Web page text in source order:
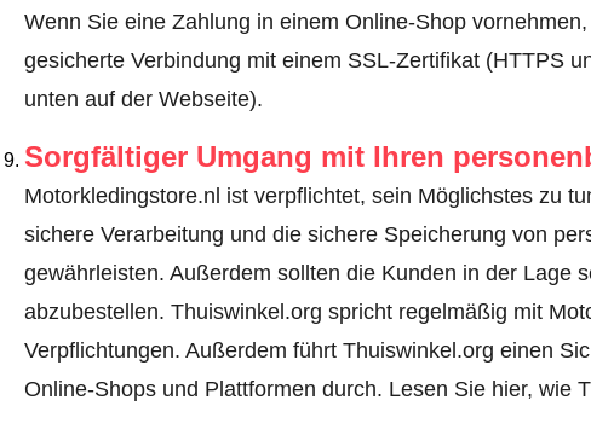
Wenn Sie eine Zahlung in einem Online-Shop
gesicherte Verbindung mit einem SSL-Zertifikat (HTTPS
unten auf der Webseite).
Sorgfältiger Umgang mit Ihren
Motorkledingstore.nl ist verpflichtet, sein Möglichstes zu
sichere Verarbeitung und die sichere Speicherung von
gewährleisten. Außerdem sollten die Kunden in der Lage
abzubestellen. Thuiswinkel.org spricht regelmäßig mit
Verpflichtungen. Außerdem führt Thuiswinkel.org einen
Online-Shops und Plattformen durch. Lesen Sie hier, wie